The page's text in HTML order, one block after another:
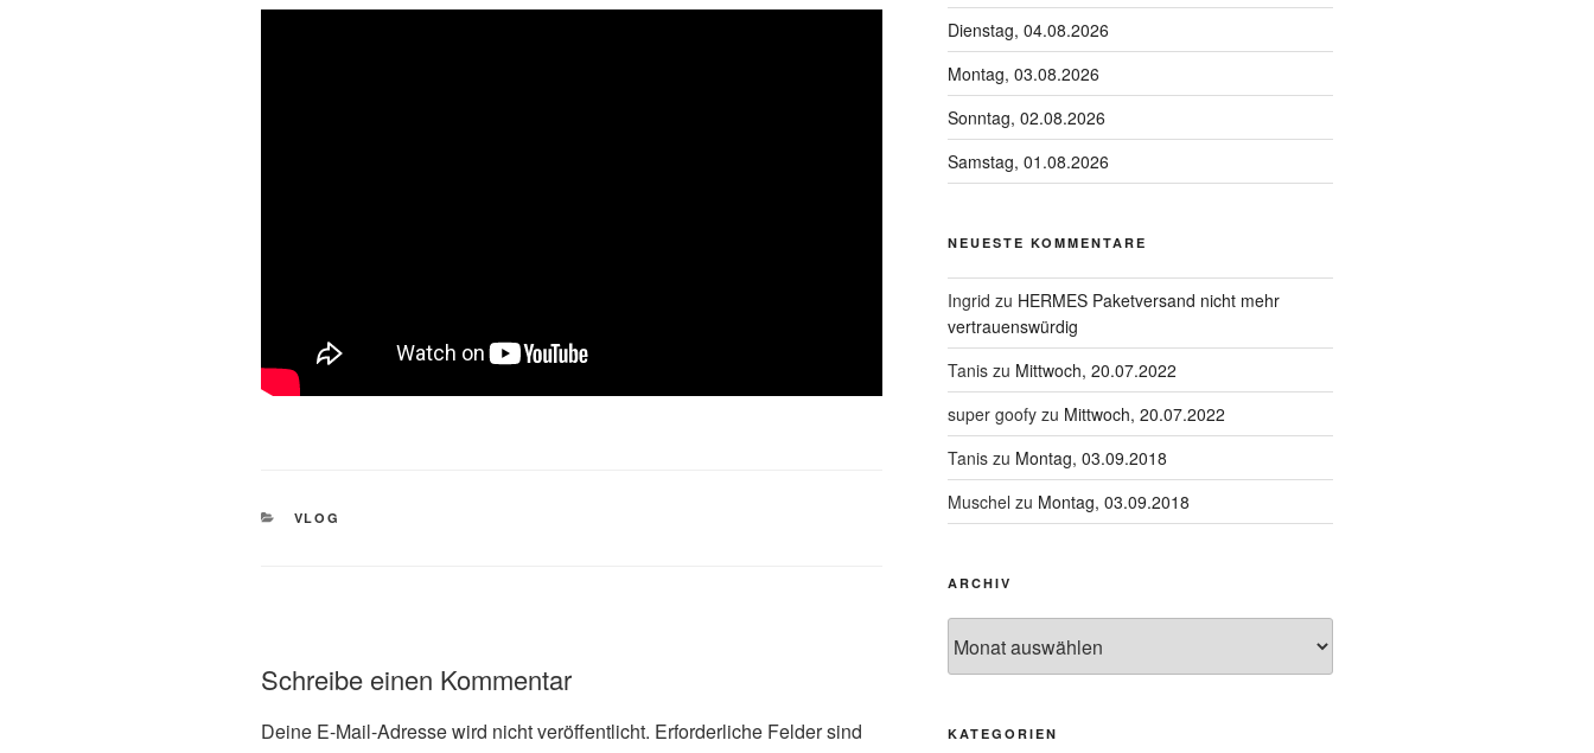
KATEGORIEN
VLOG
Schreibe einen Kommentar
Deine E-Mail-Adresse wird nicht veröffentlicht. Erforderliche Felder sind
Dienstag, 04.08.2026
Montag, 03.08.2026
Sonntag, 02.08.2026
Samstag, 01.08.2026
NEUESTE KOMMENTARE
Ingrid zu HERMES Paketversand nicht mehr
vertrauenswürdig
Taniszu Mittwoch, 20.07.2022
super goofyzu Mittwoch, 20.07.2022
Taniszu Montag, 03.09.2018
Muschel zu Montag, 03.09.2018
ARCHIV
KATEGORIEN